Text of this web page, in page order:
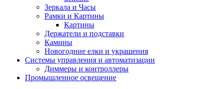
Зеркала и Часы
Рамки и Картины
Картины
Держатели и подставки
Камины
Новогодние елки и украшения
Системы управления и автоматизации
Диммеры и контроллеры
Промышленное освещение